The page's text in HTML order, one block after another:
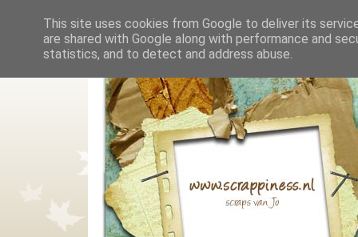
This site uses cookies from Google to deliver its
are shared with Google along with performance and
statistics, and to detect and address abuse.